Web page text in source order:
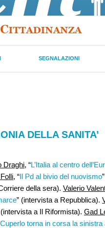
SEGNALAZIONI
DELLA SANITA’
Draghi, “L’Italia al centro
“Il Pd al bivio del nuovismo
della sera). Valerio
” (intervista a Repubblica).
(intervista a Il Riformista). Gad
torna in corsa la